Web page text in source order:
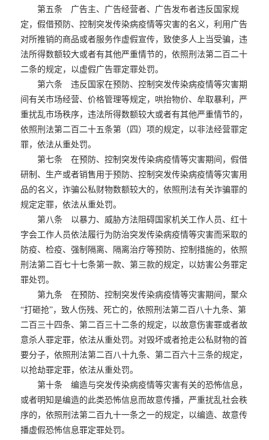
第五条 广告主、广告经营者、广告发布者违反国家规
定，假借预防、控制突发传染病疫情等灾害的名义，利用广告
对所推销的商品或者服务作虚假宣传，致使多人上当受骗，违
法所得数额较大或者有其他严重情节的，依照刑法第二百二十
二条的规定，以虚假广告罪定罪处罚。
第六条 违反国家在预防、控制突发传染病疫情等灾害期
间有关市场经营、价格管理等规定，哄抬物价、牟取暴利，严
重扰乱市场秩序，违法所得数额较大或者有其他严重情节的，
依照刑法第二百二十五条第（四）项的规定，以非法经营罪定
罪，依法从重处罚。
第七条 在预防、控制突发传染病疫情等灾害期间，假借
研制、生产或者销售用于预防、控制突发传染病疫情等灾害用
品的名义，诈骗公私财物数额较大的，依照刑法有关诈骗罪的
规定定罪，依法从重处罚。
第八条 以暴力、威胁方法阻碍国家机关工作人员、红十
字会工作人员依法履行为防治突发传染病疫情等灾害而采取的
防疫、检疫、强制隔离、隔离治疗等预防、控制措施的，依照
刑法第二百七十七条第一款、第三款的规定，以妨害公务罪定
罪处罚。
第九条 在预防、控制突发传染病疫情等灾害期间，聚众
“打砸抢”，致人伤残、死亡的，依照刑法第二百八十九条、第
二百三十四条、第二百三十二条的规定，以故意伤害罪或者故
意杀人罪定罪，依法从重处罚。对毁坏或者抢走公私财物的首
要分子，依照刑法第二百八十九条、第二百六十三条的规定，
以抢劫罪定罪，依法从重处罚。
第十条 编造与突发传染病疫情等灾害有关的恐怖信息，
或者明知是编造的此类恐怖信息而故意传播，严重扰乱社会秩
序的，依照刑法第二百九十一条之一的规定，以编造、故意传
播虚假恐怖信息罪定罪处罚。